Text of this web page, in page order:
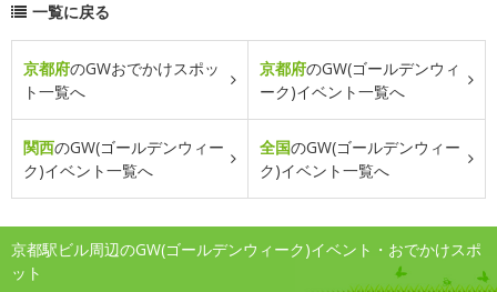
一覧に戻る
京都府のGWおでかけスポッ
ト一覧へ
京都府のGW(ゴールデンウィ
ーク)イベント一覧へ
関西のGW(ゴールデンウィー
ク)イベント一覧へ
全国のGW(ゴールデンウィー
ク)イベント一覧へ
京都駅ビル周辺のGW(ゴールデンウィーク)イベント・おでかけスポ
ット